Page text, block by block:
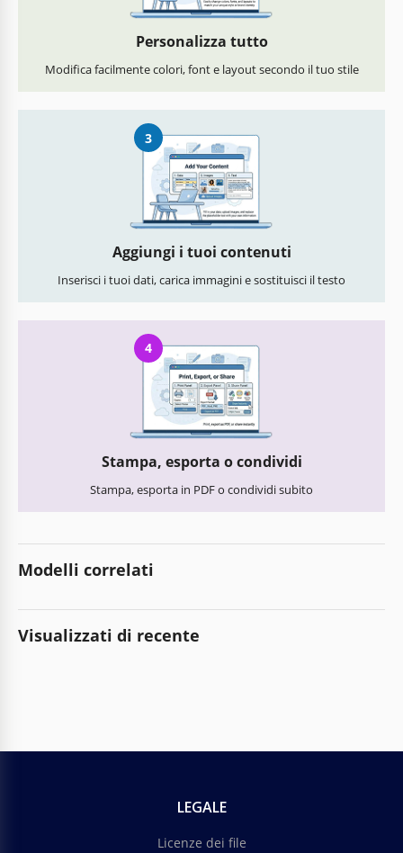
Personalizza tutto
Modifica facilmente colori, font e layout secondo il tuo stile
3
Aggiungi i tuoi contenuti
Inserisci i tuoi dati, carica immagini e sostituisci il testo
4
Stampa, esporta o condividi
Stampa, esporta in PDF o condividi subito
Modelli correlati
Visualizzati di recente
LEGALE
Licenze dei file